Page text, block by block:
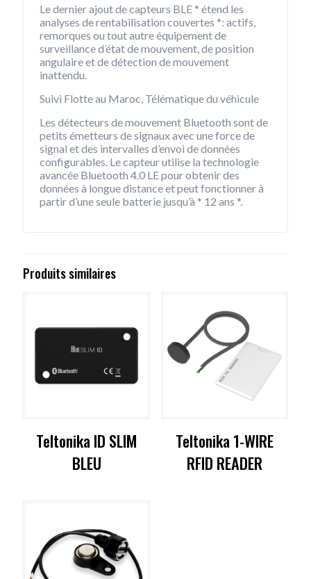
Le dernier ajout de capteurs BLE * étend les
analyses de rentabilisation couvertes *: actifs,
remorques ou tout autre équipement de
surveillance d’état de mouvement, de position
angulaire et de détection de mouvement
inattendu.
Suivi Flotte au Maroc, Télématique du véhicule
Les détecteurs de mouvement Bluetooth sont de
petits émetteurs de signaux avec une force de
signal et des intervalles d’envoi de données
configurables. Le capteur utilise la technologie
avancée Bluetooth 4.0 LE pour obtenir des
données à longue distance et peut fonctionner à
partir d’une seule batterie jusqu’à * 12 ans *.
Produits similaires
Teltonika ID SLIM
BLEU
Teltonika 1-WIRE
RFID READER